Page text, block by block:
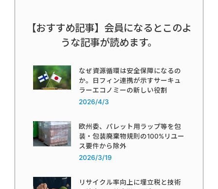
【おすすめ記事】会員になるとこのよ
うな記事が読めます。
なぜ資源循環は安全保障になるの
か。日フィン連携が示すサーキュ
ラーエコノミーの新しい役割
2026/4/3
欧州委、パレット用ラップ等を包
装・包装廃棄物規則の100%リユー
ス要件から除外
2026/3/19
リサイクル率向上に埋立税と技術